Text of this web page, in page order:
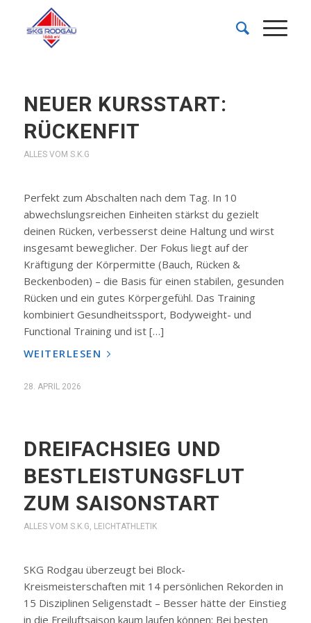
NEUER KURSSTART:
RÜCKENFIT
ALLES VOM S.K.G
Perfekt zum Abschalten nach dem Tag. In 10
abwechslungsreichen Einheiten stärkst du gezielt
deinen Rücken, verbesserst deine Haltung und wirst
insgesamt beweglicher. Der Fokus liegt auf der
Kräftigung der Körpermitte (Bauch, Rücken &
Beckenboden) – die Basis für einen stabilen, gesunden
Rücken und ein gutes Körpergefühl. Das Training
kombiniert Gesundheitssport, Bodyweight- und
Functional Training und ist […]
WEITERLESEN
28. APRIL 2026
DREIFACHSIEG UND
BESTLEISTUNGSFLUT
ZUM SAISONSTART
ALLES VOM S.K.G, LEICHTATHLETIK
SKG Rodgau überzeugt bei Block-
Kreismeisterschaften mit 14 persönlichen Rekorden in
15 Disziplinen Seligenstadt – Besser hätte der Einstieg
in die Freiluftsaison kaum laufen können: Bei besten